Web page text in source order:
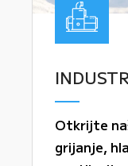
Otkrijte
grijanje,